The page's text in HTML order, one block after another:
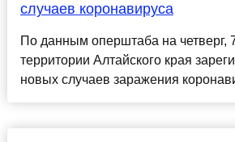
случаев коронавируса
По данным оперштаба на четверг,
территории Алтайского края
новых случаев заражения